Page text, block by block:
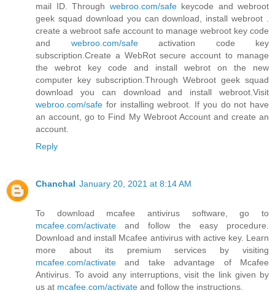
mail ID. Through webroo.com/safekeycode and webroot
geek squad download you can download, install webroot .
create a webroot safe account to manage webroot key code
and webroo.com/safeactivation code key
subscription.Create a WebRot secure account to manage
the webrot key code and install webrot on the new
computer key subscription.Through Webroot geek squad
download you can download and install webroot.Visit
webroo.com/safe for installing webroot. If you do not have
an account, go to Find My Webroot Account and create an
account.
Reply
Chanchal January 20, 2021 at 8:14 AM
To download mcafee antivirus software, go to
mcafee.com/activate and follow the easy procedure.
Download and install Mcafee antivirus with active key. Learn
more about its premium services by visiting
mcafee.com/activate and take advantage of Mcafee
Antivirus. To avoid any interruptions, visit the link given by
us at mcafee.com/activate and follow the instructions.